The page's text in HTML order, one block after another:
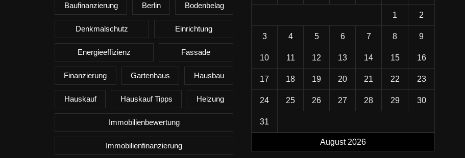
Baufinanzierung Berlin Bodenbelag
Denkmalschutz Einrichtung
Energieeffizienz Fassade
Finanzierung Gartenhaus Hausbau
Hauskauf Hauskauf Tipps Heizung
Immobilienbewertung
Immobilienfinanzierung August 2026
1 2
3 4 5 6 7 8 9
10 11 12 13 14 15 16
17 18 19 20 21 22 23
24 25 26 27 28 29 30
31